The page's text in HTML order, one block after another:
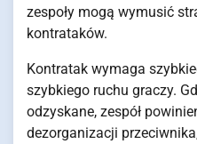
zespoły mogą wymusić
kontrataków.
Kontratak wymaga
szybkiego ruchu graczy.
odzyskane, zespół
dezorganizacji